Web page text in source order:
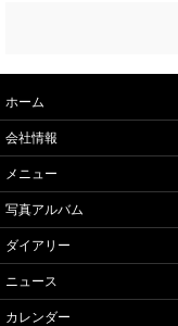
ホーム
会社情報
メニュー
写真アルバム
ダイアリー
ニュース
カレンダー